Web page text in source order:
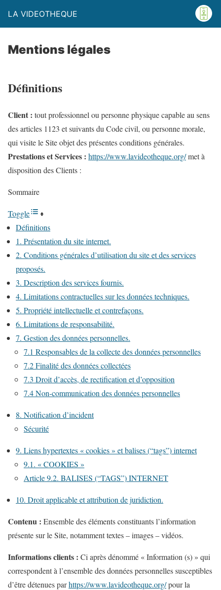
LA VIDEOTHEQUE
Mentions légales
Définitions
Client : tout professionnel ou personne physique capable au sens
des articles 1123 et suivants du Code civil, ou personne morale,
qui visite le Site objet des présentes conditions générales.
Prestations et Services : https://www.lavideotheque.org/met à
disposition des Clients :
Sommaire
Toggle
Définitions
1. Présentation du site internet.
2. Conditions générales d’utilisation du site et des services
proposés.
3. Description des services fournis.
4. Limitations contractuelles sur les données techniques.
5. Propriété intellectuelle et contrefaçons.
6. Limitations de responsabilité.
7. Gestion des données personnelles.
7.1 Responsables de la collecte des données personnelles
7.2 Finalité des données collectées
7.3 Droit d’accès, de rectification et d’opposition
7.4 Non-communication des données personnelles
8. Notification d’incident
Sécurité
9. Liens hypertextes « cookies » et balises (“tags”) internet
9.1. « COOKIES »
Article 9.2. BALISES (“TAGS”) INTERNET
10. Droit applicable et attribution de juridiction.
Contenu : Ensemble des éléments constituants l’information
présente sur le Site, notamment textes – images – vidéos.
Informations clients : Ci après dénommé « Information (s) » qui
correspondent à l’ensemble des données personnelles susceptibles
d’être détenues parhttps://www.lavideotheque.org/pour la